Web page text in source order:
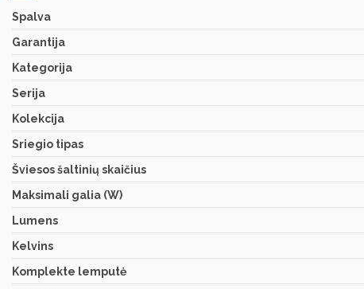
Spalva
Garantija
Kategorija
Serija
Kolekcija
Sriegio tipas
Šviesos šaltinių skaičius
Maksimali galia (W)
Lumens
Kelvins
Komplekte lemputė